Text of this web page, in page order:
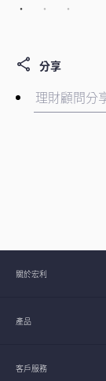
分享
關於宏利
產品
客戶服務